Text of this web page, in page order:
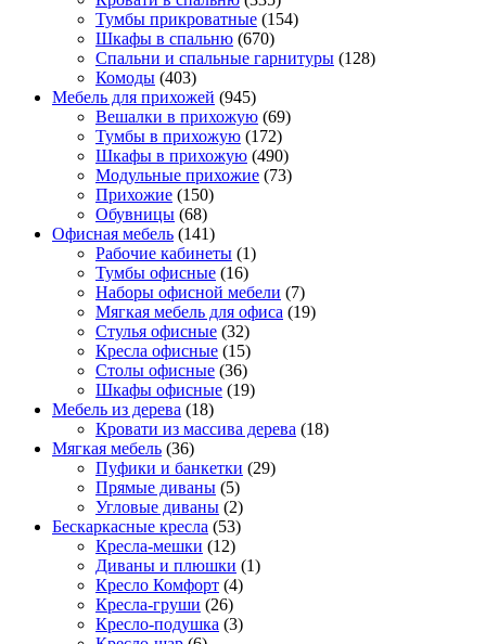
Тумбы прикроватные (154)
Шкафы в спальню (670)
Спальни и спальные гарнитуры (128)
Комоды (403)
Мебель для прихожей (945)
Вешалки в прихожую (69)
Тумбы в прихожую (172)
Шкафы в прихожую (490)
Модульные прихожие (73)
Прихожие (150)
Обувницы (68)
Офисная мебель (141)
Рабочие кабинеты (1)
Тумбы офисные (16)
Наборы офисной мебели (7)
Мягкая мебель для офиса (19)
Стулья офисные (32)
Кресла офисные (15)
Столы офисные (36)
Шкафы офисные (19)
Мебель из дерева (18)
Кровати из массива дерева (18)
Мягкая мебель (36)
Пуфики и банкетки (29)
Прямые диваны (5)
Угловые диваны (2)
Бескаркасные кресла (53)
Кресла-мешки (12)
Диваны и плюшки (1)
Кресло Комфорт (4)
Кресла-груши (26)
Кресло-подушка (3)